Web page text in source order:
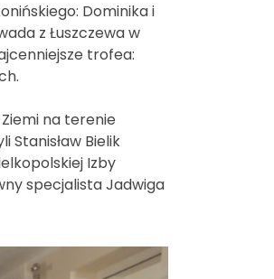
Dominika i
z Łuszczewa w
trofea:
na terenie
Stanisław Bielik
Izby
specjalista Jadwiga